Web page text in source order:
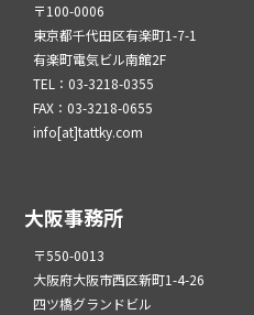
〒100-0006
東京都千代田区有楽町1-7-1
有楽町電気ビル南館2F
TEL：03-3218-0355
FAX：03-3218-0655
info[at]tattky.com
大阪事務所
〒550-0013
大阪府大阪市西区新町1-4-26
四ツ橋グランドビル